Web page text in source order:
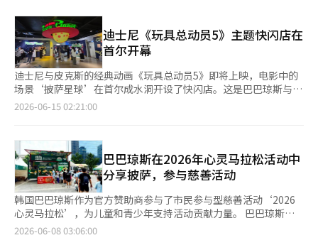
迪士尼《玩具总动员5》主题快闪店在
首尔开幕
迪士尼与皮克斯的经典动画《玩具总动员5》即将上映，电影中的
场景‘披萨星球’在首尔成水洞开设了快闪店。这是巴巴琼斯与
《玩具总动员5》合作推出的‘巴巴琼斯披萨星球’。在电影上映
电影中的披萨星球，吸引了众多目光。 穿过仿佛进入神秘宇宙基
地的入口，‘巴巴琼斯披萨星球’的造型引人注目，结合了巴巴琼
斯与《玩具总动员》的宇宙世界观。宇宙主题的室内装潢和各处摆
放的游戏机，让人仿佛置身于电影中的披萨星球。 体验内容自然
融入了巴巴琼斯的品牌理念与电影的世界观。访客们可以在内部享
受简单的游戏，直观了解巴巴琼斯独特的菜单特点，如手工面团、
低温发酵、高品质食材和优质马苏里拉奶酪等。 关注巴巴琼斯官
方Instagram或下载官方应用程序后，访客可以拍摄专属的‘玩具
2026-06-15 02:21:00
巴巴琼斯在2026年心灵马拉松活动中
分享披萨，参与慈善活动
韩国巴巴琼斯作为官方赞助商参与了市民参与型慈善活动‘2026
心灵马拉松’，为儿童和青少年支持活动贡献力量。 巴巴琼斯于7
日在首尔广场举行的心灵马拉松活动现场运营了移动披萨烹饪
2026-06-08 03:06:00